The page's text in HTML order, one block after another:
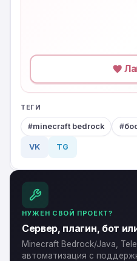
ТЕГИ
minecraft bedrock
VK TG
НУЖЕН СВОЙ ПРОЕКТ?
Сервер, плагин, бот
Minecraft Bedrock/Java,
автоматизация с